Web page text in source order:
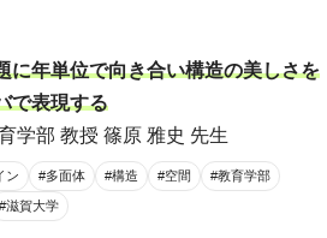
に年単位で向き合い構造の美しさを
で表現する
学部 教授 篠原 雅史 先生
ン #多面体 #構造 #空間 #教育学部
#滋賀大学